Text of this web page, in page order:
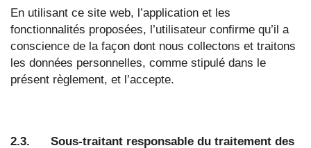
En utilisant ce site web, l’application et les
fonctionnalités proposées, l’utilisateur confirme qu’il a
conscience de la façon dont nous collectons et traitons
les données personnelles, comme stipulé dans le
présent règlement, et l’accepte.
2.3. Sous-traitant responsable du traitement des